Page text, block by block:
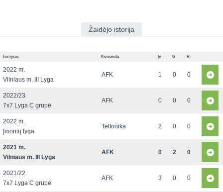
Žaidėjo istorija
Turnyras Komanda Įv G R
2022 m.
Vilniaus m. III Lyga
AFK 1 0 0
2022/23
7x7 Lyga C grupė
AFK 0 0 0
2022 m.
Įmonių lyga
Teltonika 2 0 0
2021 m.
Vilniaus m. III Lyga
AFK 0 2 0
2021/22
7x7 Lyga C grupė
AFK 3 0 0